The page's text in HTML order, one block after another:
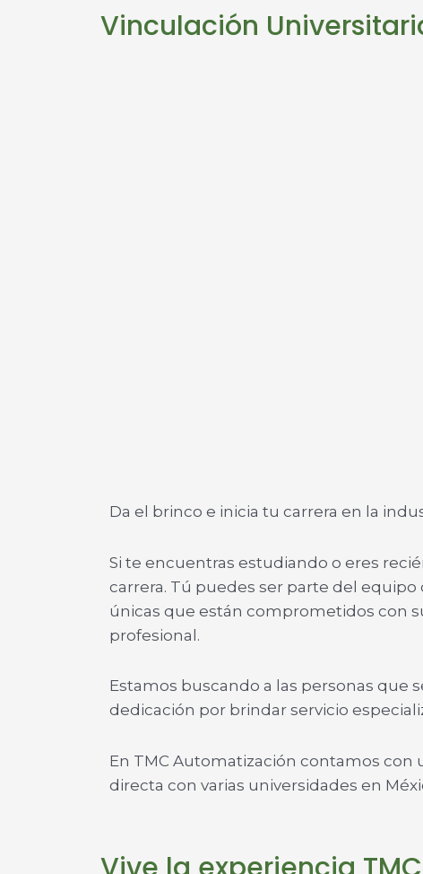
Vinculación
Da el brinco e inicia tu carrera en la
Si te encuentras estudiando o eres
carrera. Tú puedes ser parte del
únicas que están comprometidos con
profesional.
Estamos buscando a las personas que
dedicación por brindar servicio
En TMC Automatización contamos con
directa con varias universidades en